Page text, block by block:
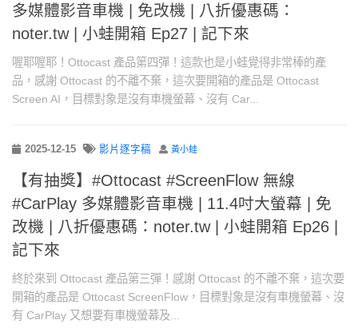
多媒體影音車機 | 免改機 | 八折優惠碼：
noter.tw | 小蛙開箱 Ep27 | 記下來
喔耶喔耶！Ottocast 產品第四彈！這款也是小蛙覺得非常棒的產
品，感謝 Ottocast 的不離不棄，這次要開箱的產品是 Ottocast
Screen AI，目標對象是沒有車機螢幕、沒有 Car...
2025-12-15 影片逐字稿 黃小蛙
【有抽獎】#Ottocast #ScreenFlow 無線
#CarPlay 多媒體影音車機 | 11.4吋大螢幕 | 免
改機 | 八折優惠碼：noter.tw | 小蛙開箱 Ep26 |
記下來
終於來到 Ottocast 產品第三彈！感謝 Ottocast 的不離不棄，這次要
開箱的產品是 Ottocast ScreenFlow，目標對象是沒有車機螢幕、沒
有 CarPlay 又想要有車機螢幕及...